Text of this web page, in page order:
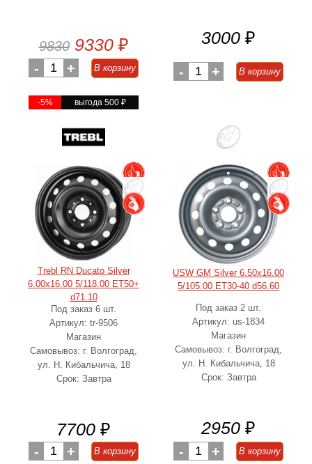
9830 9330 ₽
- 1 + В корзину
-5% выгода 500 ₽
3000 ₽
- 1 + В корзину
Trebl RN Ducato Silver
6.00x16.00 5/118.00 ET50+
d71.10
Под заказ 6 шт.
Артикул: tr-9506
Магазин
Самовывоз: г. Волгоград,
ул. Н. Кибальчича, 18
Срок: Завтра
7700 ₽
- 1 + В корзину
USW GM Silver 6.50x16.00
5/105.00 ET30-40 d56.60
Под заказ 2 шт.
Артикул: us-1834
Магазин
Самовывоз: г. Волгоград,
ул. Н. Кибальчича, 18
Срок: Завтра
2950 ₽
- 1 + В корзину